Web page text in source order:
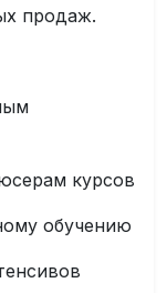
продаж.
курсов
обучению